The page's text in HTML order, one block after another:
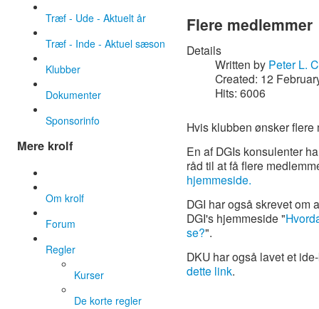
Flere medlemmer
Details
Written by Peter L.
Created: 12
Hits: 6006
Hvis klubben ønsker flere
En af DGIs konsulenter
råd til at få flere
hjemmeside.
DGI har også skrevet
DGI's hjemmeside "
se?".
DKU har også lavet et
dette link.
Træf - Ude - Aktuelt år
Træf - Inde - Aktuel sæson
Klubber
Dokumenter
Sponsorinfo
Mere krolf
Om krolf
Forum
Regler
Kurser
De korte regler